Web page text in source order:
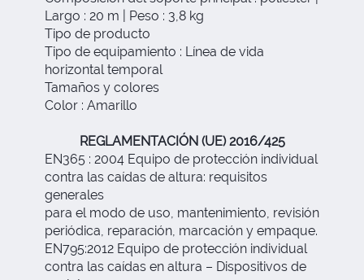
Largo : 20 m | Peso : 3,8 kg
Tipo de producto
Tipo de equipamiento : Línea de vida
horizontal temporal
Tamaños y colores
Color : Amarillo
REGLAMENTACIÓN (UE) 2016/425
EN365 : 2004 Equipo de protección individual
contra las caídas de altura: requisitos
generales
para el modo de uso, mantenimiento, revisión
periódica, reparación, marcación y empaque.
EN795:2012 Equipo de protección individual
contra las caídas en altura – Dispositivos de